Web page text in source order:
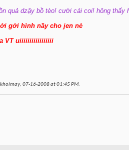
quả dzậy bồ tèo! cười cái coi! hông thấy
gởi hình nầy cho jen nè
VT uiiiiiiiiiiiiiiiii
07-16-2008 at01:45 PM.